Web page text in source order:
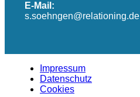
E-Mail:
s.soehngen@relationing.de
Impressum
Datenschutz
Cookies